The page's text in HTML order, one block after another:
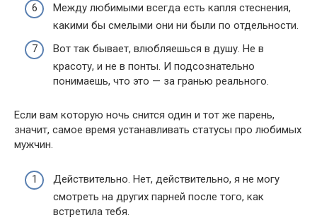
Между любимыми всегда есть капля стеснения,
какими бы смелыми они ни были по отдельности.
Вот так бывает, влюбляешься в душу. Не в
красоту, и не в понты. И подсознательно
понимаешь, что это — за гранью реального.
Если вам которую ночь снится один и тот же парень,
значит, самое время устанавливать статусы про любимых
мужчин.
Действительно. Нет, действительно, я не могу
смотреть на других парней после того, как
встретила тебя.